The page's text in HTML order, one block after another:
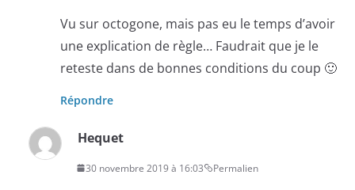
Vu sur octogone, mais pas eu le temps d’avoir
une explication de règle… Faudrait que je le
reteste dans de bonnes conditions du coup 🙂
Répondre
Hequet
30 novembre 2019 à 16:03 Permalien